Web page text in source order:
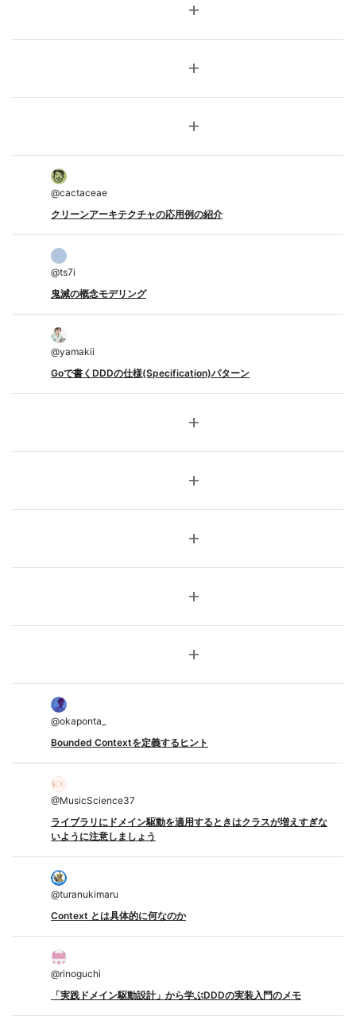
add
add
add
@cactaceae
クリーンアーキテクチャの応用例の紹介
@ts7i
鬼滅の概念モデリング
@yamakii
Goで書くDDDの仕様(Specification)パターン
add
add
add
add
add
@okaponta_
Bounded Contextを定義するヒント
@MusicScience37
ライブラリにドメイン駆動を適用するときはクラスが増えすぎな
いように注意しましょう
@turanukimaru
Context とは具体的に何なのか
@rinoguchi
「実践ドメイン駆動設計」から学ぶDDDの実装入門のメモ